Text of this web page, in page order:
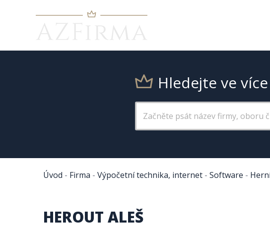
Hledejte ve
Úvod - Firma - Výpočetní technika, internet - Software -
HEROUT ALEŠ